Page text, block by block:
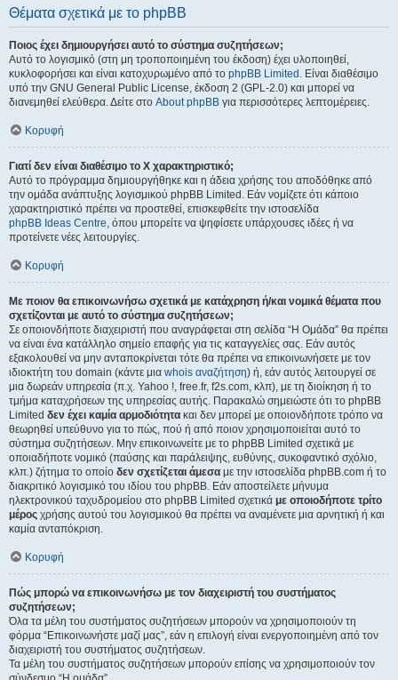
Θέματα σχετικά με το phpBB
Ποιος έχει δημιουργήσει αυτό το σύστημα συζητήσεων;
Αυτό το λογισμικό (στη μη τροποποιημένη του έκδοση) έχει υλοποιηθεί,
κυκλοφορήσει και είναι κατοχυρωμένο από το phpBB Limited . Είναι διαθέσιμο
υπό την GNU General Public License, έκδοση 2 (GPL-2.0) και μπορεί να
διανεμηθεί ελεύθερα. Δείτε στο About phpBB για περισσότερες λεπτομέρειες.
Κορυφή
Γιατί δεν είναι διαθέσιμο το Χ χαρακτηριστικό;
Αυτό το πρόγραμμα δημιουργήθηκε και η άδεια χρήσης του αποδόθηκε από
την ομάδα ανάπτυξης λογισμικού phpBB Limited. Εάν νομίζετε ότι κάποιο
χαρακτηριστικό πρέπει να προστεθεί, επισκεφθείτε την ιστοσελίδα
phpBB Ideas Centre, όπου μπορείτε να ψηφίσετε υπάρχουσες ιδέες ή να
προτείνετε νέες λειτουργίες.
Κορυφή
Με ποιον θα επικοινωνήσω σχετικά με κατάχρηση ή/και νομικά θέματα που
σχετίζονται με αυτό το σύστημα συζητήσεων;
Σε οποιονδήποτε διαχειριστή που αναγράφεται στη σελίδα “Η Ομάδα” θα πρέπει
να είναι ένα κατάλληλο σημείο επαφής για τις καταγγελίες σας. Εάν αυτός
εξακολουθεί να μην ανταποκρίνεται τότε θα πρέπει να επικοινωνήσετε με τον
ιδιοκτήτη του domain (κάντε μια whois αναζήτηση) ή, εάν αυτός λειτουργεί σε
μια δωρεάν υπηρεσία (π.χ. Yahoo !, free.fr, f2s.com, κλπ), με τη διοίκηση ή το
τμήμα καταχρήσεων της υπηρεσίας αυτής. Παρακαλώ σημειώστε ότι το phpBB
Limited δεν έχει καμία αρμοδιότητα και δεν μπορεί με οποιονδήποτε τρόπο να
θεωρηθεί υπεύθυνο για το πώς, πού ή από ποιον χρησιμοποιείται αυτό το
σύστημα συζητήσεων. Μην επικοινωνείτε με το phpBB Limited σχετικά με
οποιαδήποτε νομικό (παύσης και παράλειψης, ευθύνης, συκοφαντικό σχόλιο,
κλπ.) ζήτημα το οποίο δεν σχετίζεται άμεσα με την ιστοσελίδα phpBB.com ή το
διακριτικό λογισμικό του ιδίου του phpBB. Εάν αποστείλετε μήνυμα
ηλεκτρονικού ταχυδρομείου στο phpBB Limited σχετικά με οποιοδήποτε τρίτο
μέρος χρήσης αυτού του λογισμικού θα πρέπει να αναμένετε μια αρνητική ή και
καμία ανταπόκριση.
Κορυφή
Πώς μπορώ να επικοινωνήσω με τον διαχειριστή του συστήματος
συζητήσεων;
Όλα τα μέλη του συστήματος συζητήσεων μπορούν να χρησιμοποιούν τη
φόρμα “Επικοινωνήστε μαζί μας”, εάν η επιλογή είναι ενεργοποιημένη από τον
διαχειριστή του συστήματος συζητήσεων.
Τα μέλη του συστήματος συζητήσεων μπορούν επίσης να χρησιμοποιούν τον